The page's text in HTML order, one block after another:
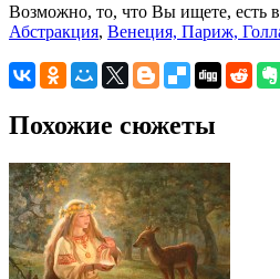
Возможно, то, что Вы ищете, есть
Абстракция, Венеция, Париж,
Похожие сюжеты